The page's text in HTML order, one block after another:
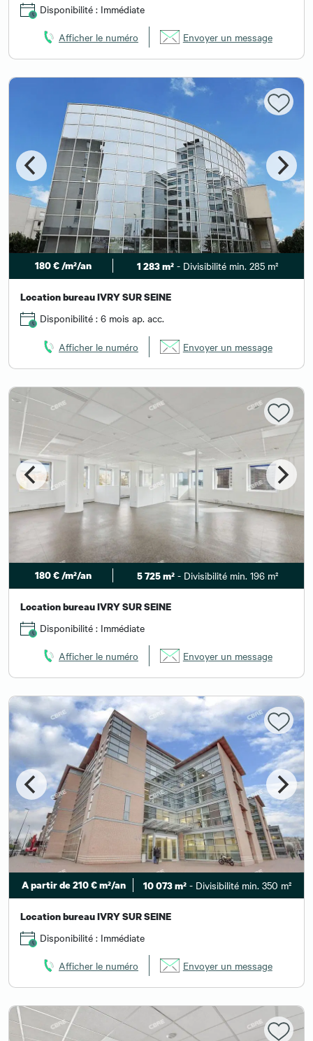
Disponibilité : Immédiate
Afficher le numéro Envoyer un message
180 € /m²/an 1 283 m²- Divisibilité min. 285 m²
Location bureau IVRY SUR SEINE
Disponibilité : 6 mois ap. acc.
Afficher le numéro Envoyer un message
180 € /m²/an 5 725 m²- Divisibilité min. 196 m²
Location bureau IVRY SUR SEINE
Disponibilité : Immédiate
Afficher le numéro Envoyer un message
A partir de 210 € m²/an 10 073 m² - Divisibilité min. 350 m²
Location bureau IVRY SUR SEINE
Disponibilité : Immédiate
Afficher le numéro Envoyer un message